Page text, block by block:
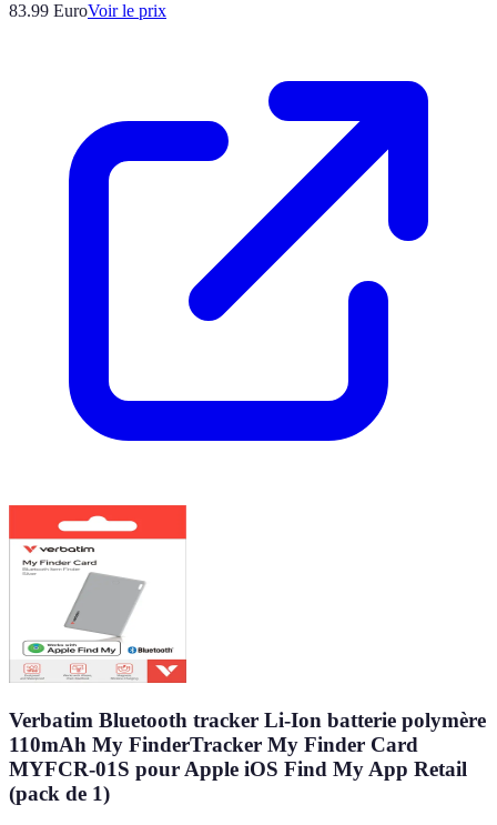
83.99 EuroVoir le prix
Verbatim Bluetooth tracker Li-Ion batterie polymère
110mAh My FinderTracker My Finder Card
MYFCR-01S pour Apple iOS Find My App Retail
(pack de 1)